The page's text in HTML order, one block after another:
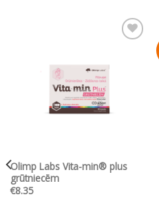
Olimp Labs Vita-min® plus
grūtniecēm
€8.35